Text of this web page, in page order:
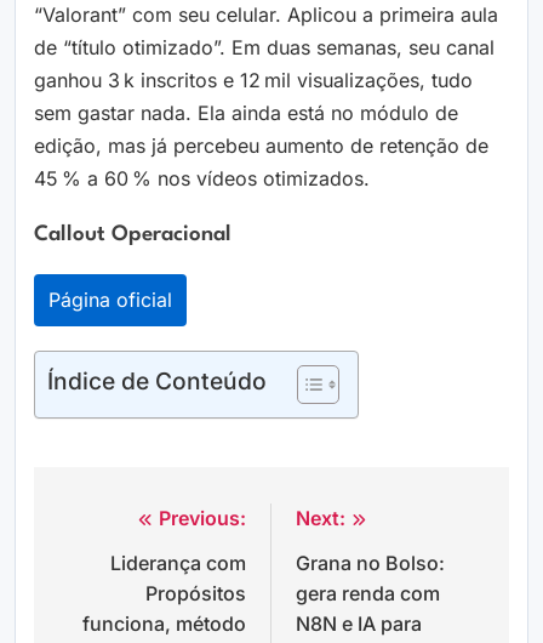
“Valorant” com seu celular. Aplicou a primeira aula
de “título otimizado”. Em duas semanas, seu canal
ganhou 3 k inscritos e 12 mil visualizações, tudo
sem gastar nada. Ela ainda está no módulo de
edição, mas já percebeu aumento de retenção de
45 % a 60 % nos vídeos otimizados.
Callout Operacional
Página oficial
Índice de Conteúdo
Navegação
Post
Previous:
Liderança com
Propósitos
funciona, método
Next:
Grana no Bolso:
gera renda com
N8N e IA para